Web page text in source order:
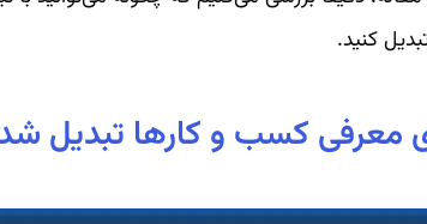
کنید.
معرفی کسب و کارها تبدیل